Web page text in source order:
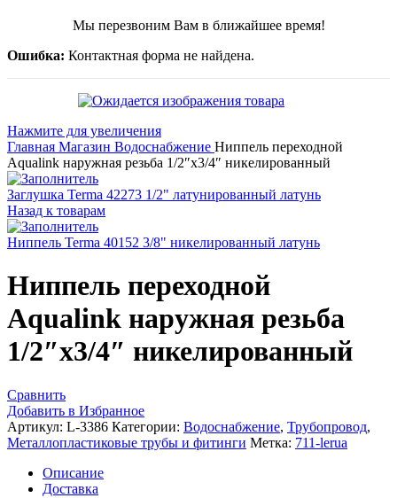
Мы перезвоним Вам в ближайшее время!
Ошибка: Контактная форма не найдена.
Нажмите для увеличения
Главная Магазин Водоснабжение Ниппель переходной
Aqualink наружная резьба 1/2″х3/4″ никелированный
Заглушка Terma 42273 1/2" латунированный латунь
Назад к товарам
Ниппель Terma 40152 3/8" никелированный латунь
Ниппель переходной
Aqualink наружная резьба
1/2″х3/4″ никелированный
Сравнить
Добавить в Избранное
Артикул: L-3386 Категории: Водоснабжение, Трубопровод,
Металлопластиковые трубы и фитинги Метка: 711-lerua
Описание
Доставка